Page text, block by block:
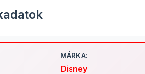
MÁRKA:
Disney